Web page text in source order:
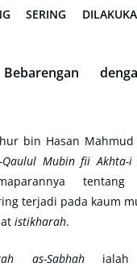
SERING
bin Hasan
Qaulul Mubin fii Akhta-i
tentang
terjadi pada kaum
istikharah.
as-Sabhahialah